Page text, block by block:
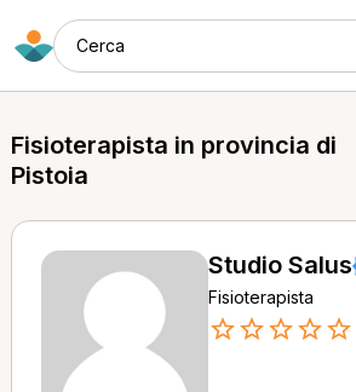
Cerca
Fisioterapista in provincia di
Pistoia
Studio Salus
Fisioterapista